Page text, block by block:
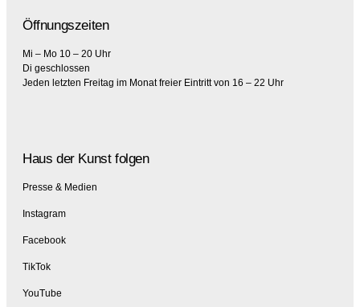
Öffnungszeiten
Mi – Mo 10 – 20 Uhr
Di geschlossen
Jeden letzten Freitag im Monat freier Eintritt von 16 – 22 Uhr
Haus der Kunst folgen
Presse & Medien
Instagram
Facebook
TikTok
YouTube